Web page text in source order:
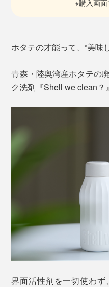
※購入画面
ホタテの才能って、“美味
青森・陸奥湾産ホタテの
ク洗剤『Shell we clean？
界面活性剤を一切使わ